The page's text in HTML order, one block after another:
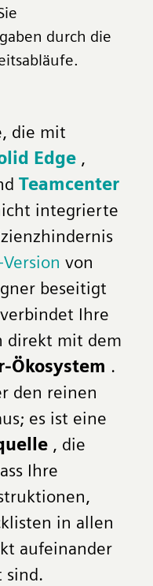
durch die
die mit
Edge ,
Teamcenter
integrierte
von
beseitigt
Ihre
direkt mit dem
Ökosystem .
den reinen
es ist eine
, die
Ihre
in allen
aufeinander
sind.